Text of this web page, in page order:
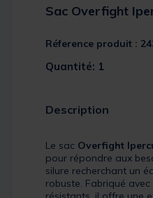
Sac Overfight
Réference produit :
Quantité: 1
Description
Le sac Overfight
pour répondre aux
silure recherchant un
robuste. Fabriqué